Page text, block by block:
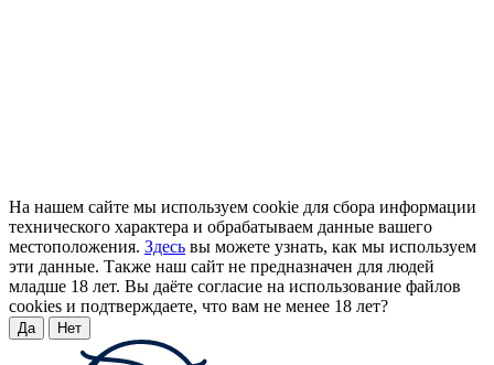
На нашем сайте мы используем cookie для сбора информации
технического характера и обрабатываем данные вашего
местоположения. Здесь вы можете узнать, как мы используем
эти данные. Также наш сайт не предназначен для людей
младше 18 лет. Вы даёте согласие на использование файлов
cookies и подтверждаете, что вам не менее 18 лет?
Да Нет